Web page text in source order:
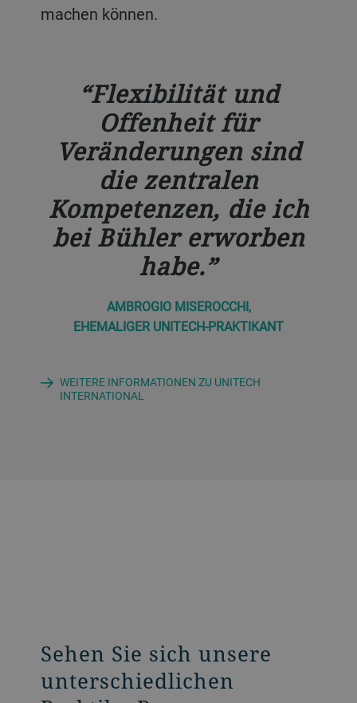
machen können.
Flexibilität und
Offenheit für
Veränderungen sind
die zentralen
Kompetenzen, die ich
bei Bühler erworben
habe.
AMBROGIO MISEROCCHI,
EHEMALIGER UNITECH-PRAKTIKANT
WEITERE INFORMATIONEN ZU UNITECH
INTERNATIONAL
Sehen Sie sich unsere
unterschiedlichen